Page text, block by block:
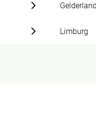
Gelderland
Limburg